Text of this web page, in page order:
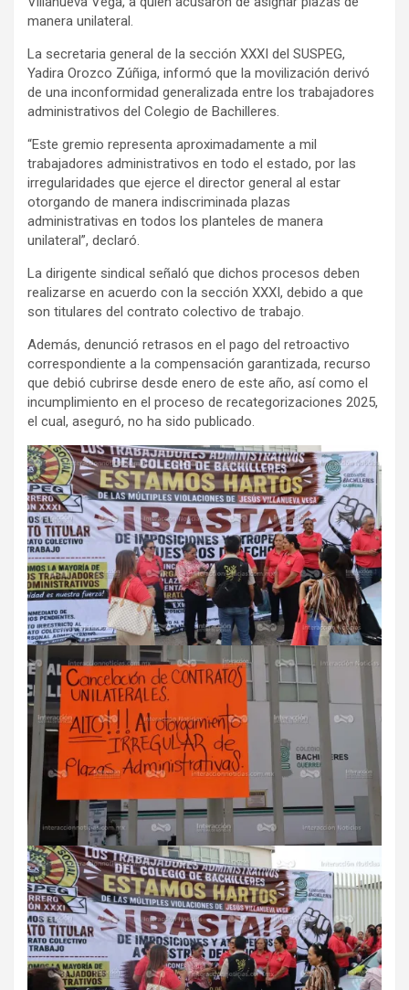
manera unilateral.
La secretaria general de la sección XXXI del SUSPEG,
Yadira Orozco Zúñiga, informó que la movilización derivó
de una inconformidad generalizada entre los trabajadores
administrativos del Colegio de Bachilleres.
“Este gremio representa aproximadamente a mil
trabajadores administrativos en todo el estado, por las
irregularidades que ejerce el director general al estar
otorgando de manera indiscriminada plazas
administrativas en todos los planteles de manera
unilateral”, declaró.
La dirigente sindical señaló que dichos procesos deben
realizarse en acuerdo con la sección XXXI, debido a que
son titulares del contrato colectivo de trabajo.
Además, denunció retrasos en el pago del retroactivo
correspondiente a la compensación garantizada, recurso
que debió cubrirse desde enero de este año, así como el
incumplimiento en el proceso de recategorizaciones 2025,
el cual, aseguró, no ha sido publicado.